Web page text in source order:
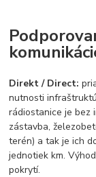
Direkt / Direct:
nutnosti
rádiostanice je bez
zástavba,
terén) a tak je ich
jednotiek km.
pokrytí.